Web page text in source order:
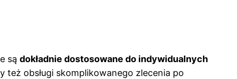
są dokładnie dostosowane do indywidualnych
też obsługi skomplikowanego zlecenia po